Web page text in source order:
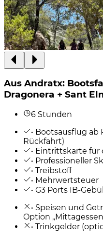
Aus Andratx:
Dragonera + Sant
6 Stunden
• Bootsausflug
Rückfahrt)
• Eintrittskarte für
• Professioneller
• Treibstoff
• Mehrwertsteuer
• G3 Ports IB-
• Speisen und
Option
• Trinkgelder